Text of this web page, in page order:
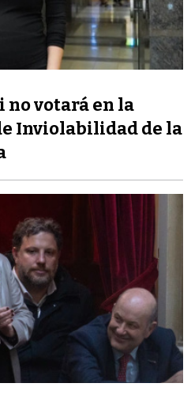
no votará en la
Inviolabilidad de la